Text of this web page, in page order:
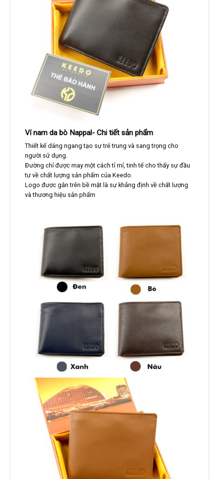
Ví nam da bò Nappal- Chi tiết sản phẩm
Thiết kế dáng ngang tạo sự trẻ trung và sang trọng cho
người sử dụng.
Đường chỉ được may một cách tỉ mỉ, tinh tế cho thấy sự đầu
tư về chất lượng sản phẩm của Keedo.
Logo được gắn trên bề mặt là sự khẳng định về chất lượng
và thương hiệu sản phẩm